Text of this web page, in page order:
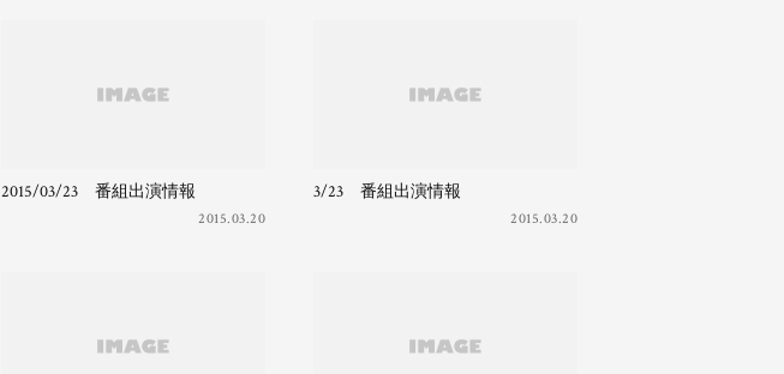
2015/03/23 番組出演情報
2015.03.20
3/23 番組出演情報
2015.03.20